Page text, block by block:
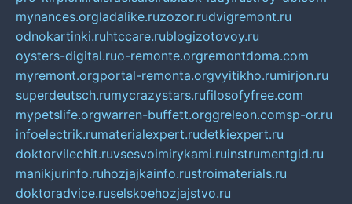
mynances.orgladalike.ruzozor.rudvigremont.ru
odnokartinki.ruhtccare.rublogizotovoy.ru
oysters-digital.ruo-remonte.orgremontdoma.com
myremont.orgportal-remonta.orgvyitikho.rumirjon.ru
superdeutsch.rumycrazystars.rufilosofyfree.com
mypetslife.orgwarren-buffett.orggreleon.comsp-or.ru
infoelectrik.rumaterialexpert.rudetkiexpert.ru
doktorvilechit.ruvsesvoimirykami.ruinstrumentgid.ru
manikjurinfo.ruhozjajkainfo.rustroimaterials.ru
doktoradvice.ruselskoehozjajstvo.ru